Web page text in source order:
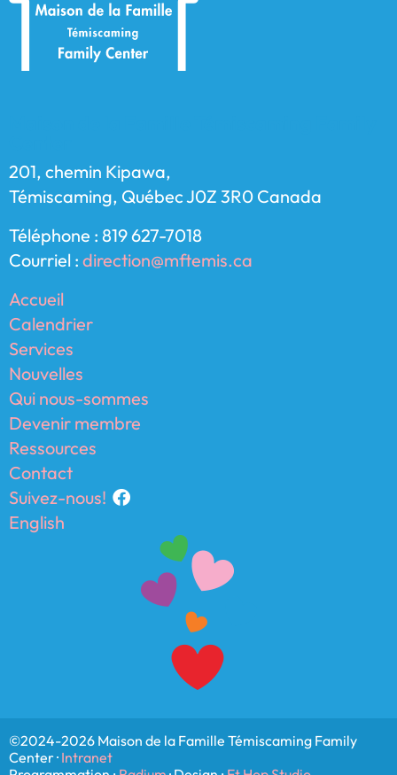
201, chemin Kipawa,
Témiscaming, Québec J0Z 3R0 Canada
Téléphone : 819 627-7018
Courriel : direction@mftemis.ca
Accueil
Calendrier
Services
Nouvelles
Qui nous-sommes
Devenir membre
Ressources
Contact
Suivez-nous!
English
©2024-2026 Maison de la Famille Témiscaming Family
Center · Intranet